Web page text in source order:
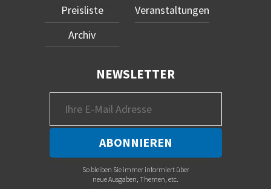
Preisliste
Archiv
Veranstaltungen
NEWSLETTER
So bleiben Sie immer informiert über
neue Ausgaben, Themen, etc.